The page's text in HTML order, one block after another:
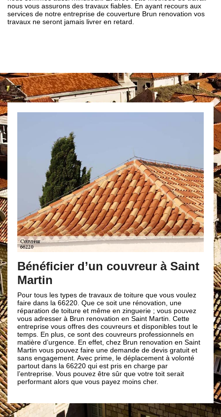
nous vous assurons des travaux fiables. En ayant recours aux
services de notre entreprise de couverture Brun renovation vos
travaux ne seront jamais livrer en retard.
Bénéficier d’un couvreur à Saint
Martin
Pour tous les types de travaux de toiture que vous voulez
faire dans la 66220. Que ce soit une rénovation, une
réparation de toiture et même en zinguerie ; vous pouvez
vous adresser à Brun renovation en Saint Martin. Cette
entreprise vous offres des couvreurs et disponibles tout le
temps. En plus, ce sont des couvreurs professionnels en
matière d’urgence. En effet, chez Brun renovation en Saint
Martin vous pouvez faire une demande de devis gratuit et
sans engagement. Avec prime, le déplacement à volonté
partout dans la 66220 qui est pris en charge par
l’entreprise. Vous pouvez être sûr que votre toit serait
performant alors que vous payez moins cher.